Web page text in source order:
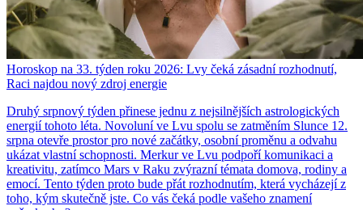
Horoskop na 33. týden roku 2026: Lvy čeká zásadní rozhodnutí,
Raci najdou nový zdroj energie
Druhý srpnový týden přinese jednu z nejsilnějších astrologických
energií tohoto léta. Novoluní ve Lvu spolu se zatměním Slunce 12.
srpna otevře prostor pro nové začátky, osobní proměnu a odvahu
ukázat vlastní schopnosti. Merkur ve Lvu podpoří komunikaci a
kreativitu, zatímco Mars v Raku zvýrazní témata domova, rodiny a
emocí. Tento týden proto bude přát rozhodnutím, která vycházejí z
toho, kým skutečně jste. Co vás čeká podle vašeho znamení